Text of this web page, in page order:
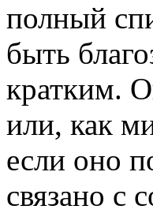
полный
быть
кратким.
или, как
если оно
связано с